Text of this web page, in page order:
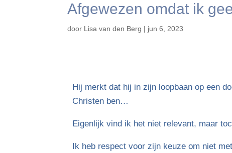
Afgewezen omdat ik
door Lisa van den Berg | jun 6, 2023
Hij merkt dat hij in zijn loopbaan op een
Christen ben…
Eigenlijk vind ik het niet relevant, maar
Ik heb respect voor zijn keuze om niet